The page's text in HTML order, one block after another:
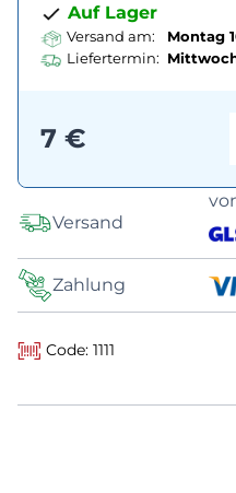
Auf Lager
Versand am:
Montag
Liefertermin:
7 €
Versand
Zahlung
Code: 1111